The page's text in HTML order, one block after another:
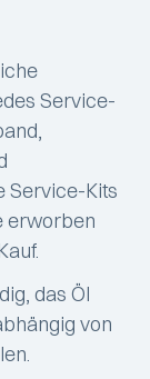
Service-
Service-Kits
erworben
das Öl
von